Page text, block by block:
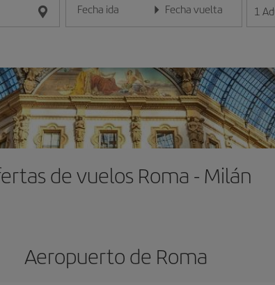
Fecha ida
Introduce la fecha en formato día/mes/año
Fecha vuelta
Introduce la fecha en formato
1
de vuelos Roma - Milán
Aeropuerto de Roma